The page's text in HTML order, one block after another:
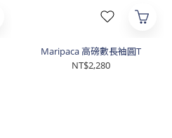
Maripaca 高磅數長袖圓T
NT$2,280